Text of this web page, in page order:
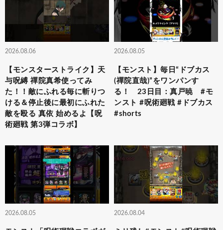
2026.08.06
【モンスターストライク】天
与呪縛 禪院真希使ってみ
た！！敵にふれる毎に斬りつ
ける＆停止後に最初にふれた
敵を殴る 真依 始めるよ【呪
術廻戦 第3弾コラボ】
2026.08.05
【モンスト】毎日“ドブカス
(禪院直哉)”をワンパンす
る！ 23日目：真戸暁 #モ
ンスト #呪術廻戦 #ドブカス
#shorts
2026.08.05 2026.08.04